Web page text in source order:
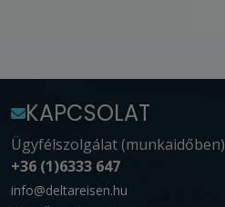
KAPCSOLAT
Ügyfélszolgálat (munkaidőben)
+36 (1)6333 647
info@deltareisen.hu